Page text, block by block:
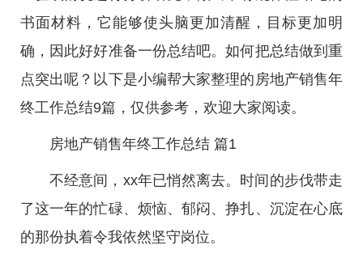
书面材料，它能够使头脑更加清醒，目标更加明
确，因此好好准备一份总结吧。如何把总结做到重
点突出呢？以下是小编帮大家整理的房地产销售年
终工作总结9篇，仅供参考，欢迎大家阅读。
房地产销售年终工作总结 篇1
不经意间，xx年已悄然离去。时间的步伐带走
了这一年的忙碌、烦恼、郁闷、挣扎、沉淀在心底
的那份执着令我依然坚守岗位。